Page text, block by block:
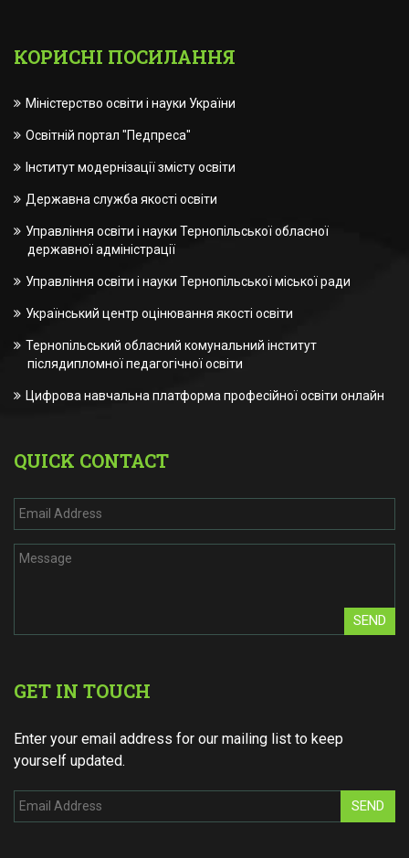
КОРИСНІ ПОСИЛАННЯ
Міністерство освіти і науки України
Освітній портал "Педпреса"
Інститут модернізації змісту освіти
Державна служба якості освіти
Управління освіти і науки Тернопільської обласної
державної адміністрації
Управління освіти і науки Тернопільської міської ради
Український центр оцінювання якості освіти
Тернопільський обласний комунальний інститут
післядипломної педагогічної освіти
Цифрова навчальна платформа професійної освіти онлайн
QUICK CONTACT
SEND
GET IN TOUCH
Enter your email address for our mailing list to keep
yourself updated.
SEND